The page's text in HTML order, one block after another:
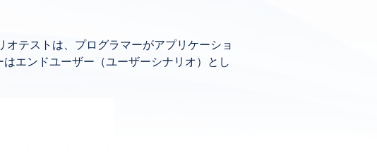
テストは、プログラマーがアプリケーショ
エンドユーザー（ユーザーシナリオ）とし